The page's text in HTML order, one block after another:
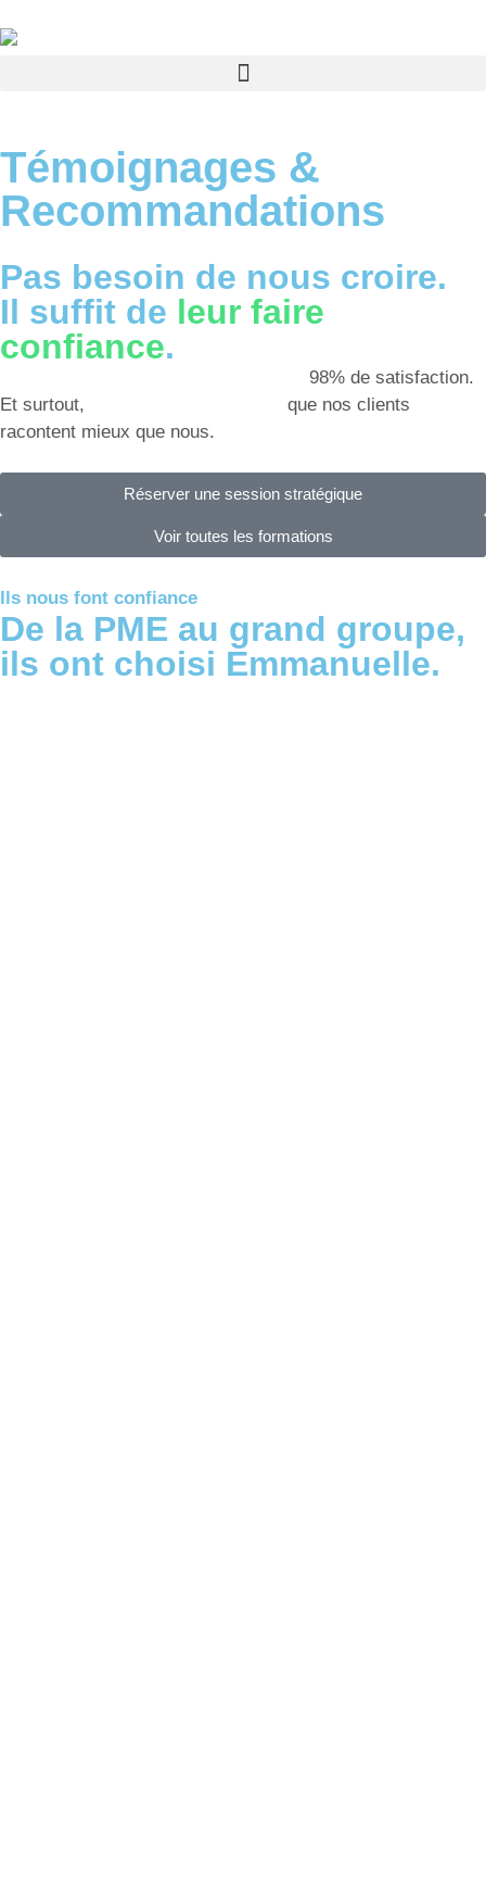
Témoignages &
Recommandations
Pas besoin de nous croire.
Il suffit de leur faire
confiance.
98% de satisfaction.
Et surtout,
que nos clients
racontent mieux que nous.
Réserver une session stratégique
Voir toutes les formations
Ils nous font confiance
De la PME au grand groupe,
ils ont choisi Emmanuelle.